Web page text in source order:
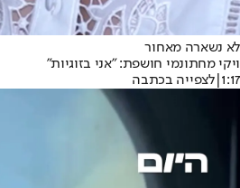
לא נשארה מאחור
ויקי מחתונמי חושפת: ״אני בזוגיות״
1:17
|לצפייה בכתבה